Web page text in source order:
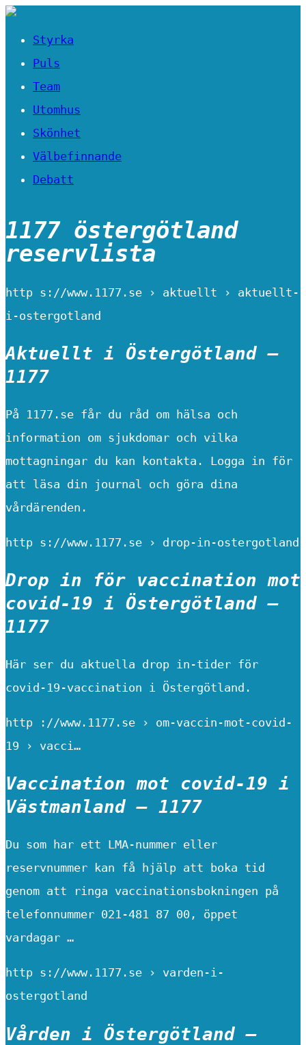
Styrka
Puls
Team
Utomhus
Skönhet
Välbefinnande
Debatt
1177 östergötland
reservlista
http s://www.1177.se › aktuellt › aktuellt-
i-ostergotland
Aktuellt i Östergötland –
1177
På 1177.se får du råd om hälsa och
information om sjukdomar och vilka
mottagningar du kan kontakta. Logga in för
att läsa din journal och göra dina
vårdärenden.
http s://www.1177.se › drop-in-ostergotland
Drop in för vaccination mot
covid-19 i Östergötland –
1177
Här ser du aktuella drop in-tider för
covid-19-vaccination i Östergötland.
http ://www.1177.se › om-vaccin-mot-covid-
19 › vacci…
Vaccination mot covid-19 i
Västmanland – 1177
Du som har ett LMA-nummer eller
reservnummer kan få hjälp att boka tid
genom att ringa vaccinationsbokningen på
telefonnummer 021-481 87 00, öppet
vardagar …
http s://www.1177.se › varden-i-
ostergotland
Vården i Östergötland –